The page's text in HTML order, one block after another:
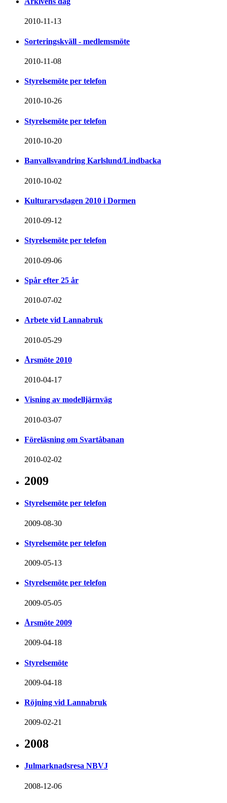
2010-11-13
Sorteringskväll - medlemsmöte
2010-11-08
Styrelsemöte per telefon
2010-10-26
Styrelsemöte per telefon
2010-10-20
Banvallsvandring Karlslund/Lindbacka
2010-10-02
Kulturarvsdagen 2010 i Dormen
2010-09-12
Styrelsemöte per telefon
2010-09-06
Spår efter 25 år
2010-07-02
Arbete vid Lannabruk
2010-05-29
Årsmöte 2010
2010-04-17
Visning av modelljärnväg
2010-03-07
Föreläsning om Svartåbanan
2010-02-02
2009
Styrelsemöte per telefon
2009-08-30
Styrelsemöte per telefon
2009-05-13
Styrelsemöte per telefon
2009-05-05
Årsmöte 2009
2009-04-18
Styrelsemöte
2009-04-18
Röjning vid Lannabruk
2009-02-21
2008
Julmarknadsresa NBVJ
2008-12-06